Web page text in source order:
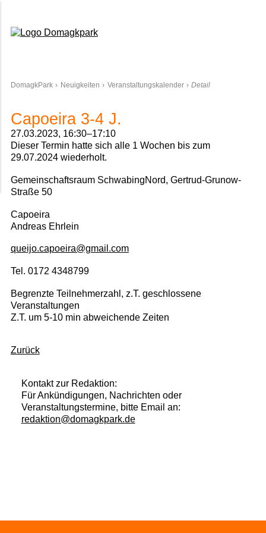
DomagkPark Neuigkeiten Veranstaltungskalender Detail
Capoeira 3-4 J.
27.03.2023, 16:30–17:10
Dieser Termin hatte sich alle 1 Wochen bis zum
29.07.2024 wiederholt.
Gemeinschaftsraum SchwabingNord, Gertrud-Grunow-
Straße 50
Capoeira
Andreas Ehrlein
queijo.capoeira@gmail.com
Tel. 0172 4348799
Begrenzte Teilnehmerzahl, z.T. geschlossene
Veranstaltungen
Z.T. um 5-10 min abweichende Zeiten
Zurück
Kontakt zur Redaktion:
Für Ankündigungen, Nachrichten oder
Veranstaltungstermine, bitte Email an:
redaktion@domagkpark.de